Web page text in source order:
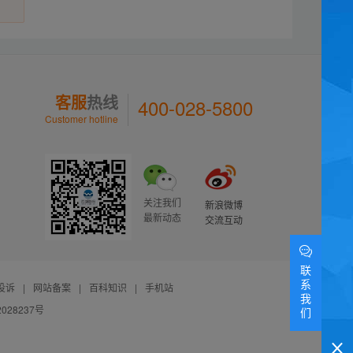
客服热线
Customer hotline 400-028-5800
关注我们
最新动态
新浪微博
交流互动
诉 | 网站备案 | 百科知识 |
手机站
号
联
系
我
们